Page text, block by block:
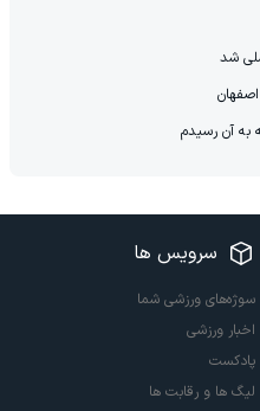
شد
به آن رسیدم
سرویس ها
سوژه‌های ورزشی شما
اخبار ورزشی
پادکست
لیگ ها و رقابت ها